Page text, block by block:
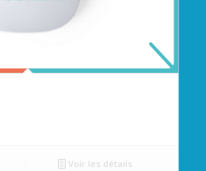
Voir les détails